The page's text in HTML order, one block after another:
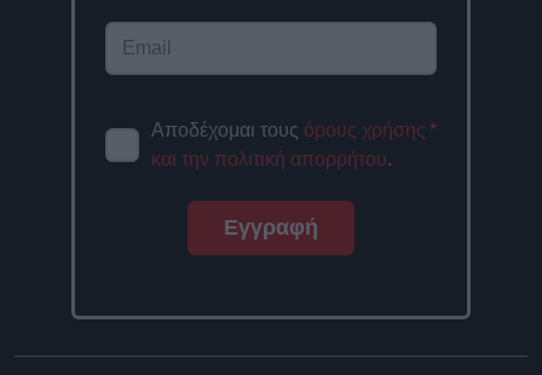
Αποδέχομαι τους όρους χρήσης
και την πολιτική απορρήτου.
*
Εγγραφή